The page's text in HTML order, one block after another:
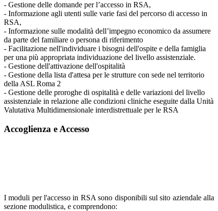
- Gestione delle domande per l’accesso in RSA,
- Informazione agli utenti sulle varie fasi del percorso di accesso in
RSA,
- Informazione sulle modalità dell’impegno economico da assumere
da parte del familiare o persona di riferimento
- Facilitazione nell'individuare i bisogni dell'ospite e della famiglia
per una più appropriata individuazione del livello assistenziale.
- Gestione dell'attivazione dell'ospitalità
- Gestione della lista d'attesa per le strutture con sede nel territorio
della ASL Roma 2
- Gestione delle proroghe di ospitalità e delle variazioni del livello
assistenziale in relazione alle condizioni cliniche eseguite dalla Unità
Valutativa Multidimensionale interdistrettuale per le RSA
Accoglienza e Accesso
I moduli per l'accesso in RSA sono disponibili sul sito aziendale alla
sezione modulistica, e comprendono: